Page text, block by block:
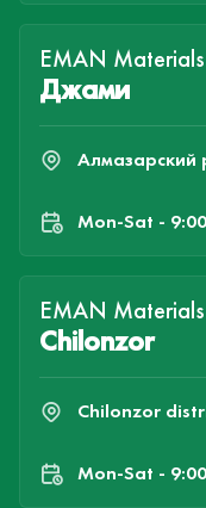
EMAN Materials
Джами
Алмазарский
Mon-Sat -
EMAN Materials
Chilonzor
Chilonzor
Mon-Sat -